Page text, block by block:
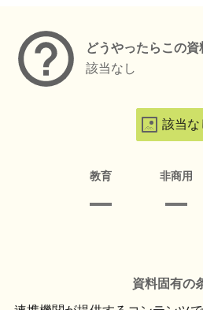
どうやったらこの
該当なし
該当な
教育 非商用
資料固有の